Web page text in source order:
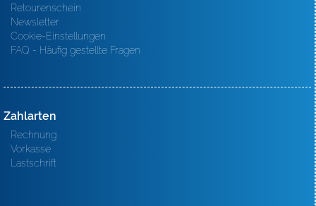
Retourenschein
Newsletter
Cookie-Einstellungen
FAQ - Häufig gestellte Fragen
Zahlarten
Rechnung
Vorkasse
Lastschrift